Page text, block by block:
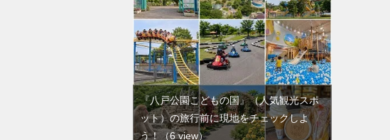
『八戸公園こどもの国』（人気観光スポ
ット）の旅行前に現地をチェックしよ
う！ （6 view）